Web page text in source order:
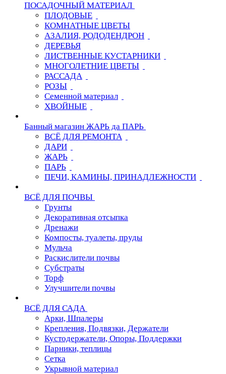
ПОСАДОЧНЫЙ МАТЕРИАЛ
ПЛОДОВЫЕ
КОМНАТНЫЕ ЦВЕТЫ
АЗАЛИЯ, РОДОДЕНДРОН
ДЕРЕВЬЯ
ЛИСТВЕННЫЕ КУСТАРНИКИ
МНОГОЛЕТНИЕ ЦВЕТЫ
РАССАДА
РОЗЫ
Семенной материал
ХВОЙНЫЕ
Банный магазин ЖАРЬ да ПАРЬ
ВСЁ ДЛЯ РЕМОНТА
ДАРИ
ЖАРЬ
ПАРЬ
ПЕЧИ, КАМИНЫ, ПРИНАДЛЕЖНОСТИ
ВСЁ ДЛЯ ПОЧВЫ
Грунты
Декоративная отсыпка
Дренажи
Компосты, туалеты, пруды
Мульча
Раскислители почвы
Субстраты
Торф
Улучшители почвы
ВСЁ ДЛЯ САДА
Арки, Шпалеры
Крепления, Подвязки, Держатели
Кустодержатели, Опоры, Поддержки
Парники, теплицы
Сетка
Укрывной материал